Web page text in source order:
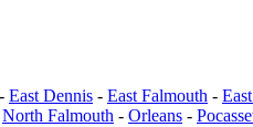
East Dennis - East Falmouth -
North Falmouth - Orleans -